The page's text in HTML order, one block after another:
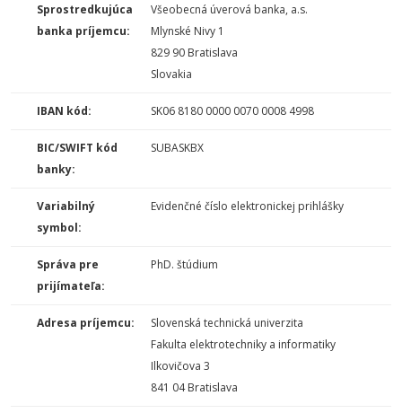
Sprostredkujúca
banka príjemcu:
Všeobecná úverová banka, a.s.
Mlynské Nivy 1
829 90 Bratislava
Slovakia
IBAN kód: SK06 8180 0000 0070 0008 4998
BIC/SWIFT kód
banky:
SUBASKBX
Variabilný
symbol:
Evidenčné číslo elektronickej prihlášky
Správa pre
prijímateľa:
PhD. štúdium
Adresa príjemcu:
Slovenská technická univerzita
Fakulta elektrotechniky a informatiky
Ilkovičova 3
841 04 Bratislava